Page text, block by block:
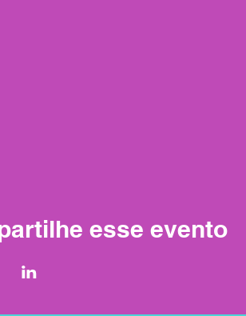
esse evento